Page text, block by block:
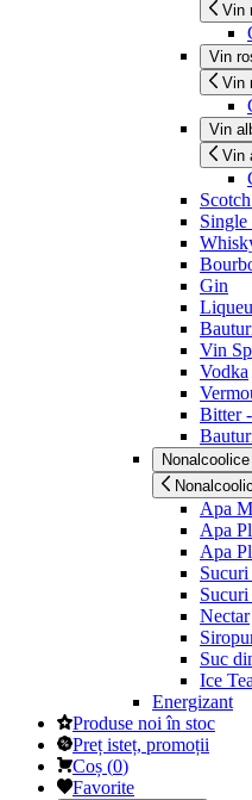
Vin
Vin
Vin
Vin
Vin
Gin
Vin
Vodka
Bitter
Nonalcoolice
Apa
Apa
Apa
Nectar
Suc
Ice
Energizant
Produse noi în stoc
Preț isteț, promoții
Coș (0)
Favorite